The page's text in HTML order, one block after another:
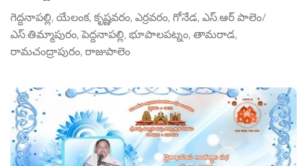
గెద్దనాపల్లి, యేలంక, కృష్ణవరం, ఎర్రవరం, గోనేడ, ఎస్.ఆర్ పాలెం/
ఎస్.తిమ్మాపురం, పెద్దనాపల్లి, భూపాలపట్నం, తామరాడ,
రామచంద్రాపురం, రాజుపాలెం